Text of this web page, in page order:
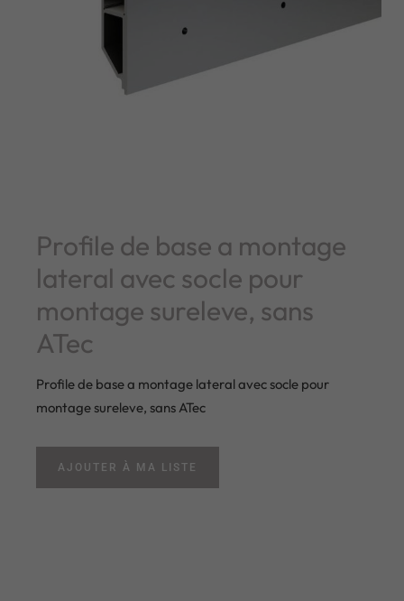
Profile de base a montage
lateral avec socle pour
montage sureleve, sans
ATec
Profile de base a montage lateral avec socle pour
montage sureleve, sans ATec
AJOUTER À MA LISTE